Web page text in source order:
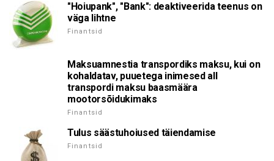
"Hoiupank", "Bank": deaktiveerida teenus on
väga lihtne
Finantsid
Maksuamnestia transpordiks maksu, kui on
kohaldatav, puuetega inimesed all
transpordi maksu baasmäära
mootorsõidukimaks
Finantsid
Tulus säästuhoiused täiendamise
Finantsid